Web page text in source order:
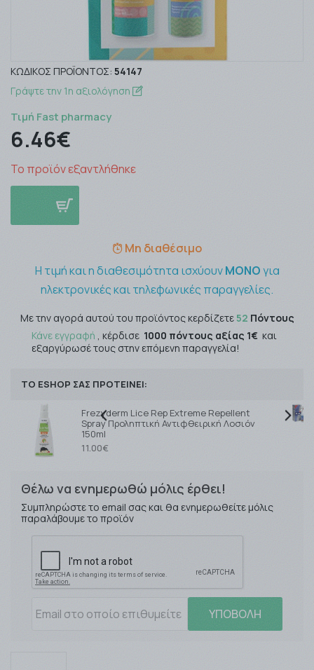
ΚΩΔΙΚΌΣ ΠΡΟΪΌΝΤΟΣ: 54147
Γράψτε την 1η αξιολόγηση
Τιμή Fast pharmacy
6.46€
Το προϊόν εξαντλήθηκε
Μη διαθέσιμο
Η τιμή και η διαθεσιμότητα ισχύουνΜΟΝΟγια
ηλεκτρονικές και τηλεφωνικές παραγγελίες.
Με την αγορά αυτού του προϊόντος κερδίζετε52 Πόντους
Κάνε εγγραφή , κέρδισε 1000 πόντους αξίας 1€ και
εξαργύρωσέ τους στην επόμενη παραγγελία!
ΤΟ ESHOP ΣΑΣ ΠΡΟΤΕΙΝΕΙ:
Frezyderm Lice Rep Extreme Repellent
Spray Προληπτική Αντιφθειρική Λοσιόν
150ml
11.00€
Θέλω να ενημερωθώ μόλις έρθει!
Συμπληρώστε το email σας και θα ενημερωθείτε μόλις
παραλάβουμε το προϊόν
ΥΠΟΒΟΛΗ